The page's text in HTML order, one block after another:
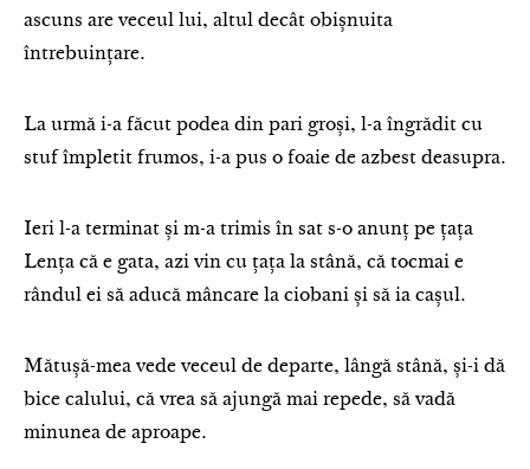
ascuns are veceul lui, altul decât obișnuita
întrebuințare.
La urmă i-a făcut podea din pari groși, l-a îngrădit cu
stuf împletit frumos, i-a pus o foaie de azbest deasupra.
Ieri l-a terminat și m-a trimis în sat s-o anunț pe țața
Lența că e gata, azi vin cu țața la stână, că tocmai e
rândul ei să aducă mâncare la ciobani și să ia cașul.
Mătușă-mea vede veceul de departe, lângă stână, și-i dă
bice calului, că vrea să ajungă mai repede, să vadă
minunea de aproape.